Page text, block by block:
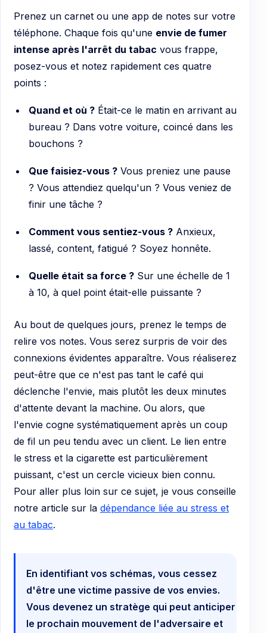
Prenez un carnet ou une app de notes sur votre
téléphone. Chaque fois qu'une envie de fumer
intense après l'arrêt du tabac vous frappe,
posez-vous et notez rapidement ces quatre
points :
Quand et où ?Était-ce le matin en arrivant au
bureau ? Dans votre voiture, coincé dans les
bouchons ?
Que faisiez-vous ?Vous preniez une pause
? Vous attendiez quelqu'un ? Vous veniez de
finir une tâche ?
Comment vous sentiez-vous ?Anxieux,
lassé, content, fatigué ? Soyez honnête.
Quelle était sa force ?Sur une échelle de 1
à 10, à quel point était-elle puissante ?
Au bout de quelques jours, prenez le temps de
relire vos notes. Vous serez surpris de voir des
connexions évidentes apparaître. Vous réaliserez
peut-être que ce n'est pas tant le café qui
déclenche l'envie, mais plutôt les deux minutes
d'attente devant la machine. Ou alors, que
l'envie cogne systématiquement après un coup
de fil un peu tendu avec un client. Le lien entre
le stress et la cigarette est particulièrement
puissant, c'est un cercle vicieux bien connu.
Pour aller plus loin sur ce sujet, je vous conseille
notre article sur la dépendance liée au stress et
au tabac.
En identifiant vos schémas, vous cessez
d'être une victime passive de vos envies.
Vous devenez un stratège qui peut anticiper
le prochain mouvement de l'adversaire et